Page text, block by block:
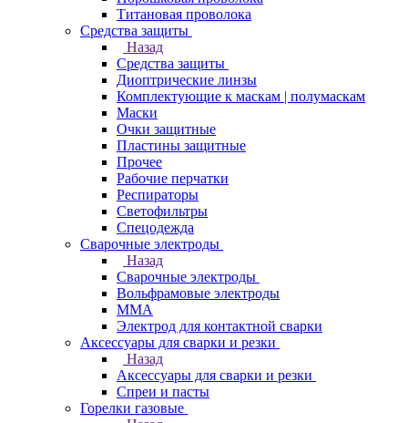
Титановая проволока
Средства защиты
Назад
Средства защиты
Диоптрические линзы
Комплектующие к маскам | полумаскам
Маски
Очки защитные
Пластины защитные
Прочее
Рабочие перчатки
Респираторы
Светофильтры
Спецодежда
Сварочные электроды
Назад
Сварочные электроды
Вольфрамовые электроды
ММА
Электрод для контактной сварки
Аксессуары для сварки и резки
Назад
Аксессуары для сварки и резки
Спреи и пасты
Горелки газовые